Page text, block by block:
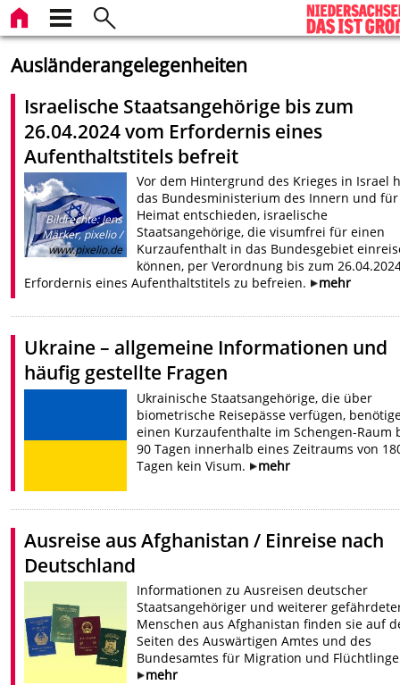
Ausländerangelegenheiten
Israelische Staatsangehörige bis zum
26.04.2024 vom Erfordernis eines
Aufenthaltstitels befreit
Bildrechte:Jens
Märker, pixelio /
www.pixelio.de
Vor dem Hintergrund des Krieges in Israel
das Bundesministerium des Innern und für
Heimat entschieden, israelische
Staatsangehörige, die visumfrei für einen
Kurzaufenthalt in das Bundesgebiet
können, per Verordnung bis zum
Erfordernis eines Aufenthaltstitels zu befreien.
mehr
Ukraine – allgemeine Informationen und
häufig gestellte Fragen
Ukrainische Staatsangehörige, die über
biometrische Reisepässe verfügen,
einen Kurzaufenthalte im Schengen-Raum
90 Tagen innerhalb eines Zeitraums von
Tagen kein Visum.
mehr
Ausreise aus Afghanistan / Einreise nach
Deutschland
Informationen zu Ausreisen deutscher
Staatsangehöriger und weiterer
Menschen aus Afghanistan finden sie auf
Seiten des Auswärtigen Amtes und des
Bundesamtes für Migration und
mehr